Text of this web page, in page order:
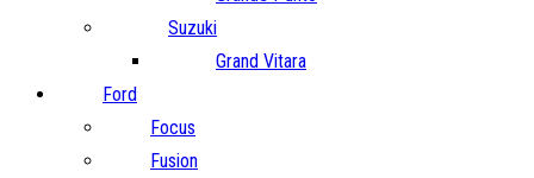
Suzuki
Grand Vitara
Ford
Focus
Fusion